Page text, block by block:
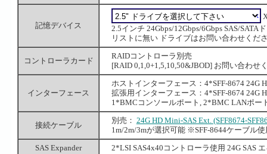
記憶デバイス
2.5インチ 24Gbps/12Gbps/6Gbps SAS/SATA
リストに無い ドライブはお問い合わせくだ
コントローラカード
RAIDコントローラ別売
[RAID 0,1,0+1,5,10,50&JBOD] お問い合わせ
インターフェース
ホストインターフェース：4*SFF-8674 24G
拡張用インターフェース：4*SFF-8674 24G
1*BMCコンソールポート, 2*BMC LANポー
接続ケーブル
別売： 24G HD Mini-SAS Ext. (SFF8674-
1m/2m/3mが選択可能 ※SFF-8644ケーブル
SAS Expander
2*LSI SAS4x40コントローラ使用 24G SAS